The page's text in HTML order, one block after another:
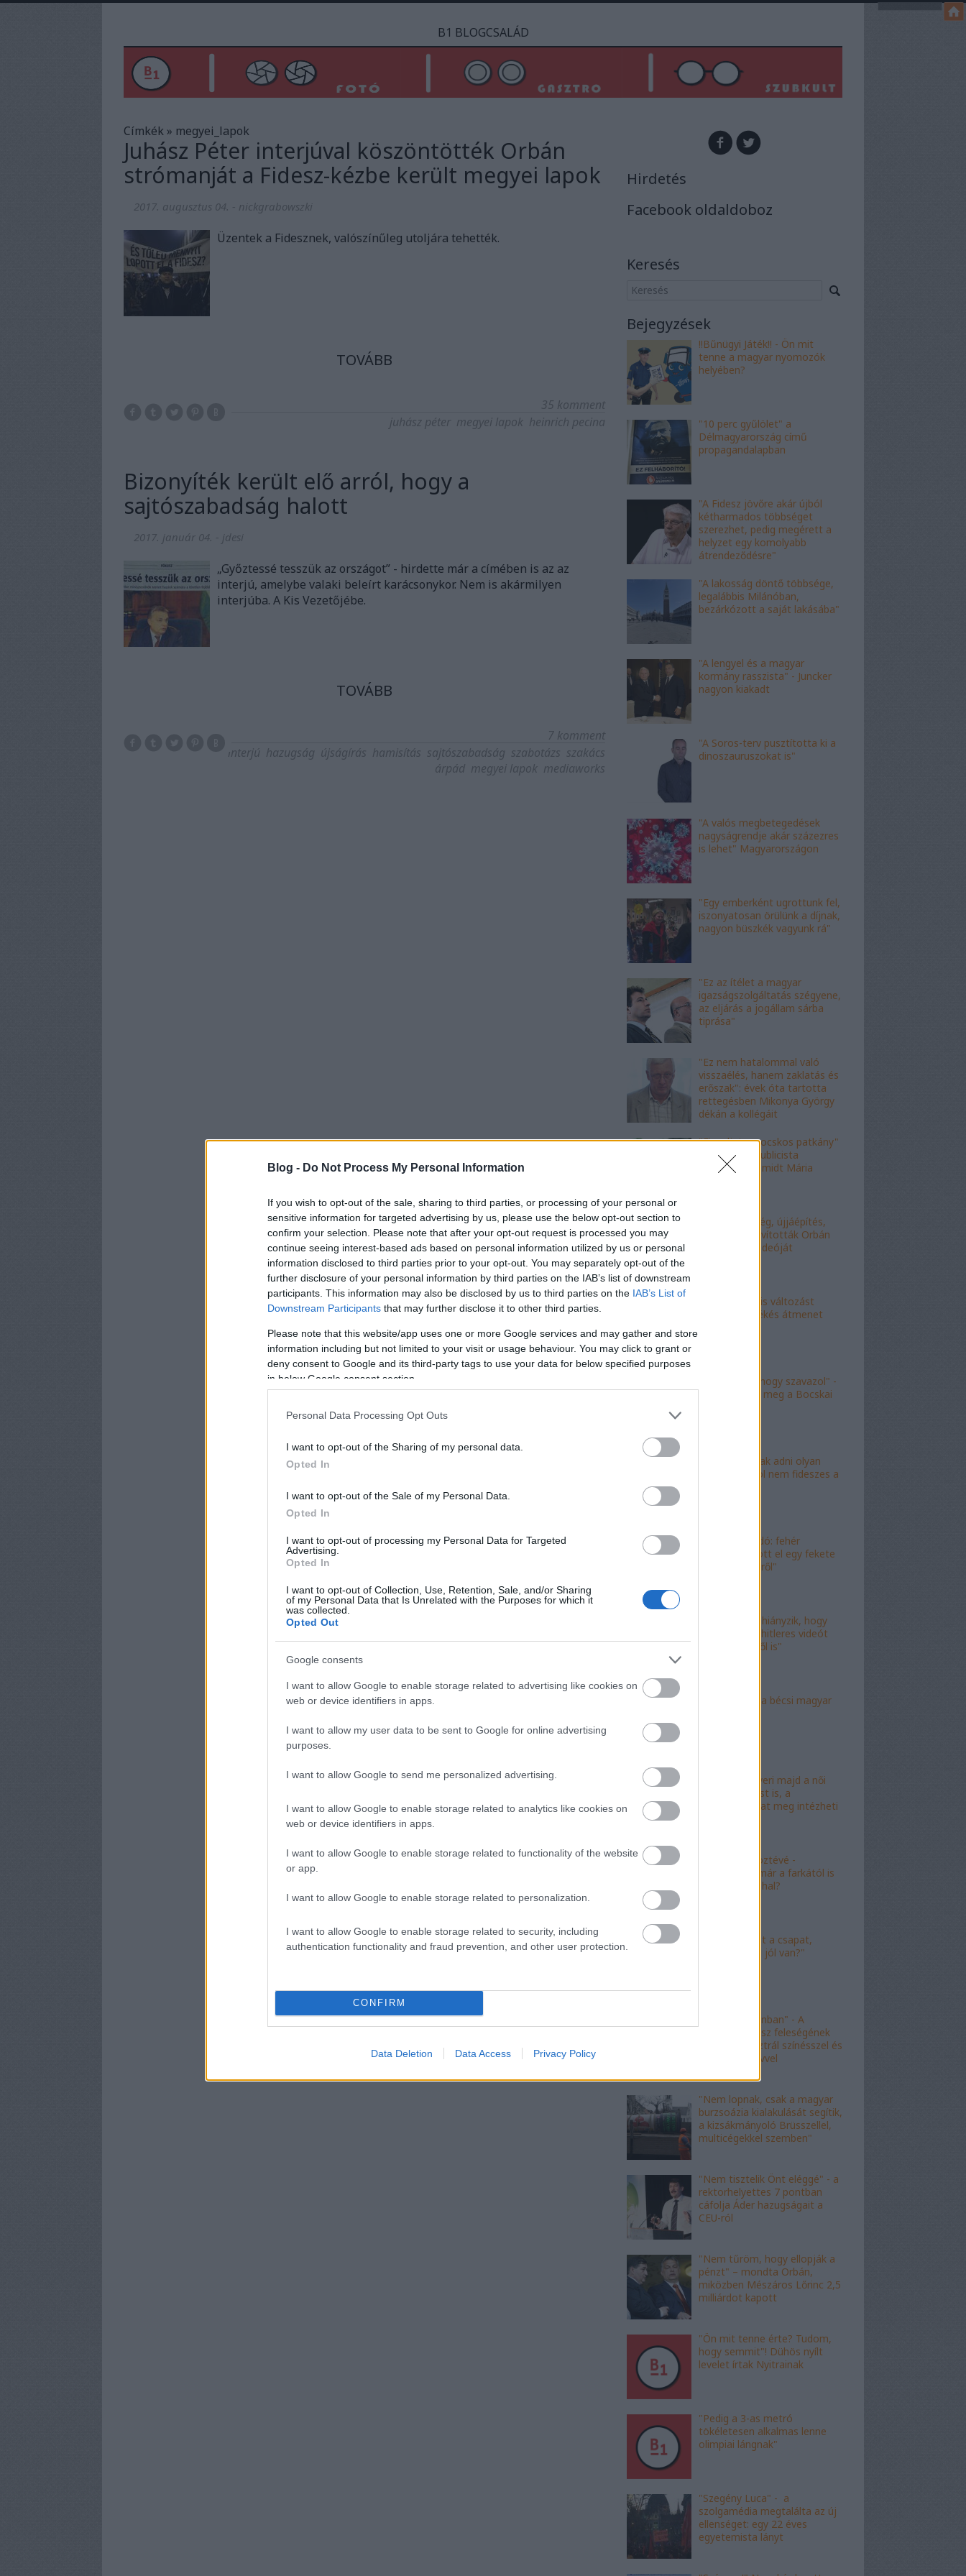
Blog - Do Not Process My Personal Information
If you wish to opt-out of the sale, sharing to third parties, or processing of your personal or
sensitive information for targeted advertising by us, please use the below opt-out section to
confirm your selection. Please note that after your opt-out request is processed you may
continue seeing interest-based ads based on personal information utilized by us or personal
information disclosed to third parties prior to your opt-out. You may separately opt-out of the
further disclosure of your personal information by third parties on the IAB’s list of downstream
participants. This information may also be disclosed by us to third parties on the IAB’s List of
Downstream Participants that may further disclose it to other third parties.
Please note that this website/app uses one or more Google services and may gather and store
information including but not limited to your visit or usage behaviour. You may click to grant or
deny consent to Google and its third-party tags to use your data for below specified purposes
in below Google consent section.
Personal Data Processing Opt Outs
I want to opt-out of the Sharing of my personal data.
Opted In
I want to opt-out of the Sale of my Personal Data.
Opted In
I want to opt-out of processing my Personal Data for Targeted
Advertising.
Opted In
I want to opt-out of Collection, Use, Retention, Sale, and/or Sharing
of my Personal Data that Is Unrelated with the Purposes for which it
was collected.
Opted Out
Google consents
I want to allow Google to enable storage related to advertising like cookies on
web or device identifiers in apps.
I want to allow my user data to be sent to Google for online advertising
purposes.
I want to allow Google to send me personalized advertising.
I want to allow Google to enable storage related to analytics like cookies on
web or device identifiers in apps.
I want to allow Google to enable storage related to functionality of the website
or app.
I want to allow Google to enable storage related to personalization.
I want to allow Google to enable storage related to security, including
authentication functionality and fraud prevention, and other user protection.
CONFIRM
Data Deletion Data Access Privacy Policy
B1 BLOGCSALÁD
Címkék» megyei_lapok
Juhász Péter interjúval köszöntötték Orbán
strómanját a Fidesz-kézbe került megyei lapok
2017. augusztus 04. - nickgrabowszki
Üzentek a Fidesznek, valószínűleg utoljára tehették.
TOVÁBB
35 komment
juhász péter megyei lapok heinrich pecina
Bizonyíték került elő arról, hogy a
sajtószabadság halott
2017. január 04. - jdesi
„Győztessé tesszük az országot” - hirdette már a címében is az az
interjú, amelybe valaki beleírt karácsonykor. Nem is akármilyen
interjúba. A Kis Vezetőjébe.
TOVÁBB
7 komment
interjú hazugság újságírás hamisítás sajtószabadság szabotázs szakács
árpád megyei lapok mediaworks
Hirdetés
Facebook oldaldoboz
Keresés
Bejegyzések
!!Bűnügyi Játék!! - Ön mit
tenne a magyar nyomozók
helyében?
"10 perc gyűlölet" a
Délmagyarország című
propagandalapban
"A Fidesz jövőre akár újból
kétharmados többséget
szerezhet, pedig megérett a
helyzet egy komolyabb
átrendeződésre"
"A lakosság döntő többsége,
legalábbis Milánóban,
bezárkózott a saját lakásába"
"A lengyel és a magyar
kormány rasszista" - Juncker
nagyon kiakadt
"A Soros-terv pusztította ki a
dinoszauruszokat is"
"A valós megbetegedések
nagyságrendje akár százezres
is lehet" Magyarországon
"Egy emberként ugrottunk fel,
iszonyatosan örülünk a díjnak,
nagyon büszkék vagyunk rá"
"Ez az ítélet a magyar
igazságszolgáltatás szégyene,
az eljárás a jogállam sárba
tiprása"
"Ez nem hatalommal való
visszaélés, hanem zaklatás és
erőszak": évek óta tartotta
rettegésben Mikonya György
dékán a kollégáit
"Figyelj, te mocskos patkány"
- a fideszes publicista
nekiesett Schmidt Mária
"Kell-e segítség, újjáépítés,
bármi?" - Kijavították Orbán
telefonálós videóját
"Kokó radikális változást
akart, én a békés átmenet
"Köszönöm, hogy szavazol" -
molinó jelent meg a Bocskai
"Lóf.szt fognak adni olyan
területre, ahol nem fideszes a
"Magyar híradó: fehér
gyereket lopott el egy fekete
férfi az erkélyről"
"Már csak az hiányzik, hogy
valami idióta hitleres videót
csináljon ebből is"
"Mély torok" a bécsi magyar
"Mészáros nyeri majd a női
kalapácsvetést is, a
kabalafigurákat meg intézheti
"Minőségi" köztévé -
hamarosan, már a farkától is
bűzleni fog a hal?
"Nagyot ment a csapat,
Viktor! Család jól van?"
"nem kishazánban" - A
fideszes borász feleségének
esete az ausztrál színésszel és
az angol nyelvvel
"Nem lopnak, csak a magyar
burzsoázia kialakulását segítik,
a kizsákmányoló Brüsszellel,
multicégekkel szemben"
"Nem tisztelik Önt eléggé" - a
rektorhelyettes 7 pontban
cáfolja Áder hazugságait a
CEU-ról
"Nem tűröm, hogy ellopják a
pénzt" – mondta Orbán,
miközben Mészáros Lőrinc 2,5
milliárdot kapott
"Ön mit tenne érte? Tudom,
hogy semmit"! Dühös nyílt
levelet írtak Nyitrainak
"Pedig a 3-as metró
tökéletesen alkalmas lenne
olimpiai lángnak"
"Szegény Luca" - a
szolgamédia megtalálta az új
ellenséget: egy 22 éves
egyetemista lányt